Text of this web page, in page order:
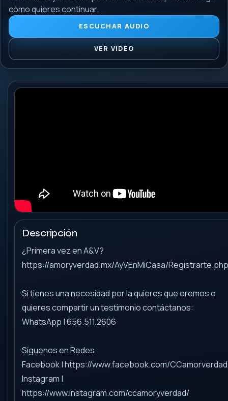
cómo quieres continuar.
ESCUCHAR AUDIO
VER VIDEO
Descripción
¿Primera vez en A&V?
https://amoryverdad.mx/AyVEnMiCasa/Registrarte.php
Si tienes una necesidad por la quieres que oremos o
quieres compartir un testimonio contáctanos:
WhatsApp | 656.511.2606
Síguenos en Redes
Facebook | https://www.facebook.com/CCamorverdad
Instagram |
https://www.instagram.com/ccamoryverdad/